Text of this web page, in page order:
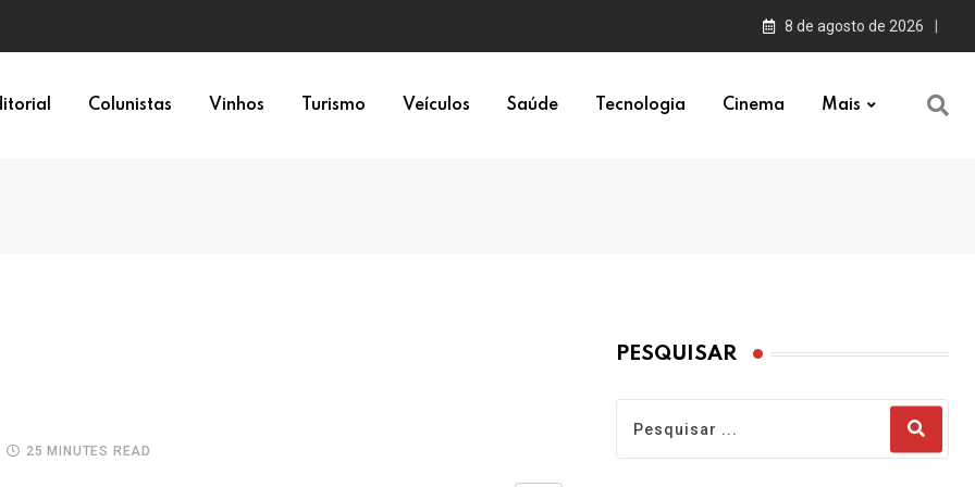
política 8 de agosto de 2026
Colunistas Vinhos Turismo Veículos Saúde Tecnologia Cinema Mais
25 MINUTES READ
PESQUISAR